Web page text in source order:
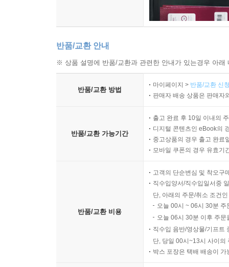
반품/교환 안내
※ 상품 설명에 반품/교환과 관련한 안내가 있는경우 아
반품/교환 방법
마이페이지 > 반품/교환 신
판매자 배송 상품은 판매자
반품/교환 가능기간
출고 완료 후 10일 이내의
디지털 콘텐츠인 eBook의
중고상품의 경우 출고 완료
모바일 쿠폰의 경우 유효기
반품/교환 비용
고객의 단순변심 및 착오구
직수입양서/직수입일서중
단, 아래의 주문/취소 조건
오늘 00시 ~ 06시 30분
오늘 06시 30분 이후 주
직수입 음반/영상물/기프트
단, 당일 00시~13시 사이의
박스 포장은 택배 배송이